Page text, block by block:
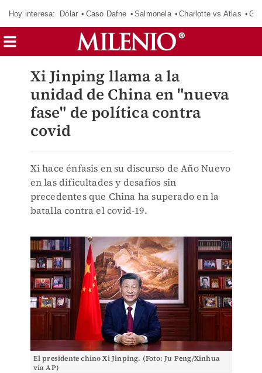
Hoy interesa: Dólar Caso Dafne Salmonela Charlotte vs Atlas
Xi Jinping llama a la
unidad de China en "nueva
fase" de política contra
covid
Xi hace énfasis en su discurso de Año Nuevo
en las dificultades y desafíos sin
precedentes que China ha superado en la
batalla contra el covid-19.
El presidente chino Xi Jinping. (Foto: Ju Peng/Xinhua
vía AP)